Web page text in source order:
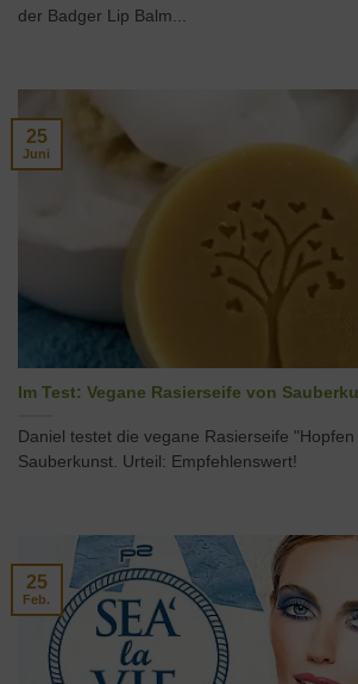
der Badger Lip Balm...
Im Test: Vegane Rasierseife von
Daniel testet die vegane Rasierseife
Sauberkunst. Urteil: Empfehlenswert!
25
Juni
25
Feb.